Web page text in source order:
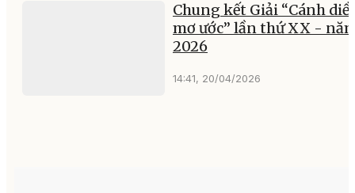
Chung kết Giải “Cánh
mơ ước” lần thứ XX -
2026
14:41, 20/04/2026